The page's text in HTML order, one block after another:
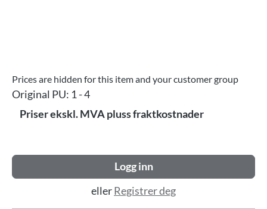
Prices are hidden for this item and your customer group
Original PU: 1 - 4
Priser ekskl. MVA pluss fraktkostnader
Logg inn
ellerRegistrer deg